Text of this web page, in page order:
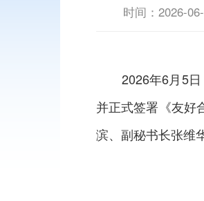
时间： 2026-
2026年6月5日
并正式签署《友好
滨、副秘书长张维